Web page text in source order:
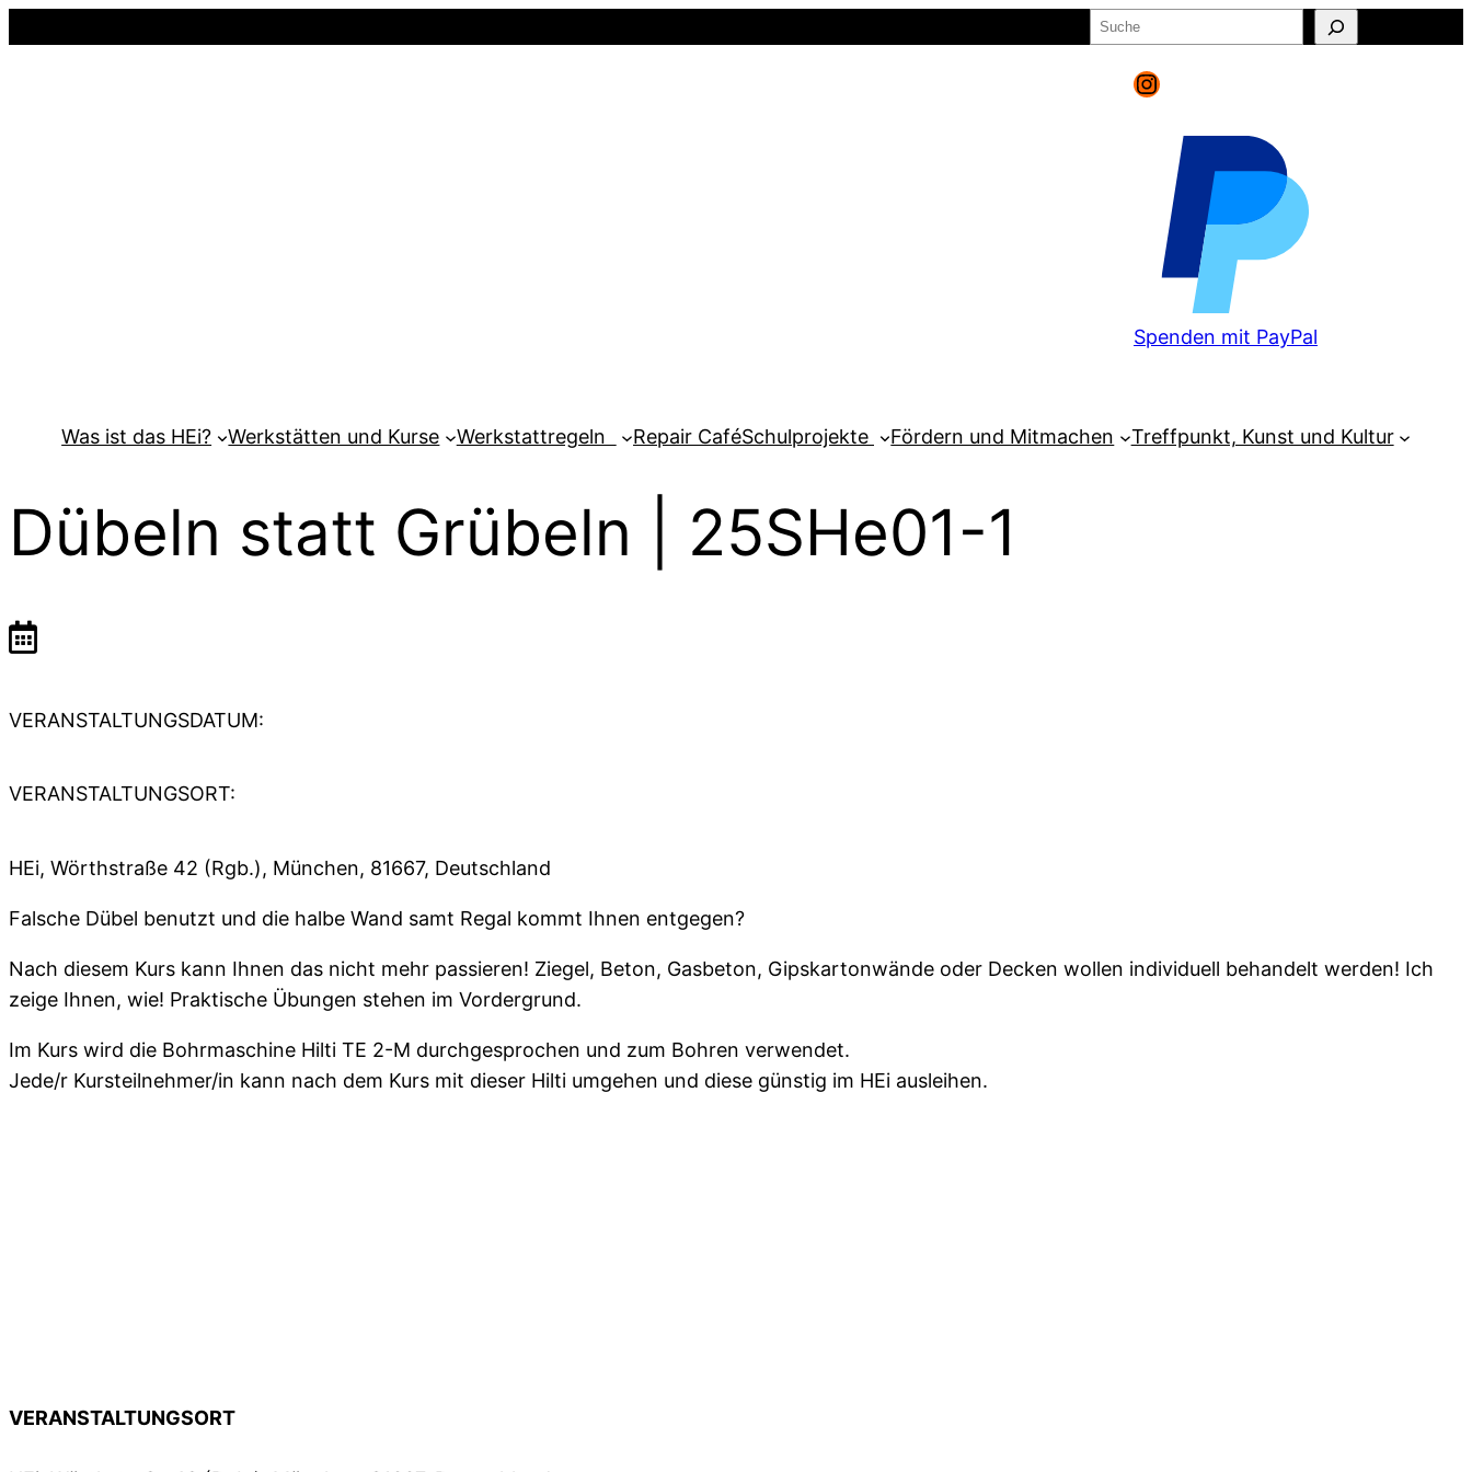
Suchen
Instagram
Spenden mit PayPal
Was ist das HEi? Werkstätten und Kurse Werkstattregeln Repair CaféSchulprojekte Fördern und Mitmachen Treffpunkt, Kunst und Kultur
Dübeln statt Grübeln | 25SHe01-1
VERANSTALTUNGSDATUM:
VERANSTALTUNGSORT:
HEi, Wörthstraße 42 (Rgb.), München, 81667, Deutschland
Falsche Dübel benutzt und die halbe Wand samt Regal kommt Ihnen entgegen?
Nach diesem Kurs kann Ihnen das nicht mehr passieren! Ziegel, Beton, Gasbeton, Gipskartonwände oder Decken wollen individuell behandelt werden! Ich
zeige Ihnen, wie! Praktische Übungen stehen im Vordergrund.
Im Kurs wird die Bohrmaschine Hilti TE 2-M durchgesprochen und zum Bohren verwendet.
Jede/r Kursteilnehmer/in kann nach dem Kurs mit dieser Hilti umgehen und diese günstig im HEi ausleihen.
VERANSTALTUNGSORT